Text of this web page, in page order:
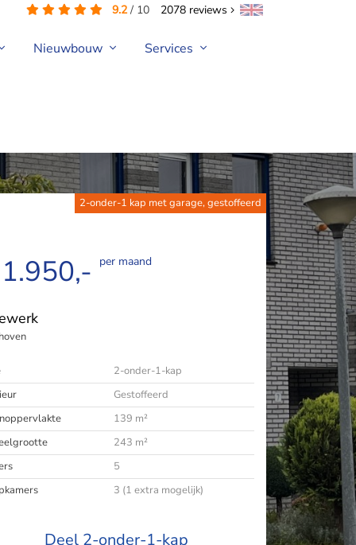
9.2/ 10 2078 reviews
Nieuwbouw Services
2-onder-1 kap met garage, gestoffeerd
per maand
2-onder-1-kap
Gestoffeerd
139 m²
243 m²
5
3 (1 extra mogelijk)
Deel 2-onder-1-kap